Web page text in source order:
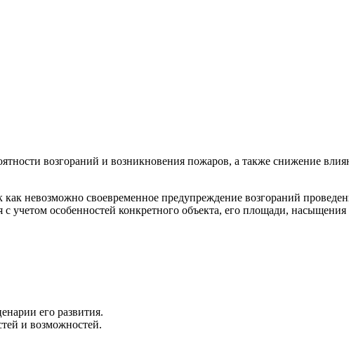
возгораний и возникновения пожаров, а также снижение
невозможно своевременное предупреждение возгораний
учетом особенностей конкретного объекта, его площади,
его развития.
и возможностей.